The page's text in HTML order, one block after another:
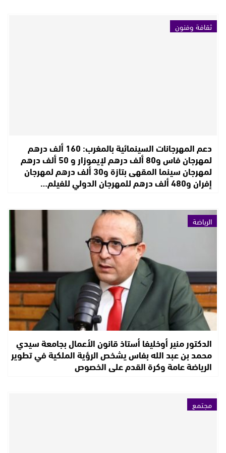
ثقافة وفنون
دعم المهرجانات السينمائية بالمغرب: 160 ألف درهم
لمهرجان فاس و80 ألف درهم لإيموزار و 50 ألف درهم
لمهرجان سينما المقهى بتازة و30 ألف درهم لمهرجان
إفران و480 ألف درهم للمهرجان الدولي للفيلم…
الرياضة
الدكتور منير أوخليفا أستاذ قانون الأعمال بجامعة سيدي
محمد بن عبد الله بفاس يشخص الرؤية الملكية في تطوير
الرياضة عامة وكرة القدم على الخصوص
مجتمع